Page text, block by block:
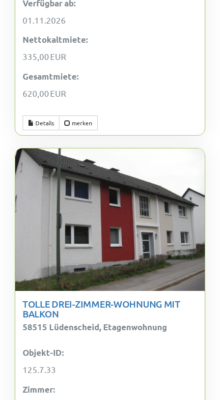
Verfügbar ab:
01.11.2026
Nettokaltmiete:
335,00 EUR
Gesamtmiete:
620,00 EUR
Details merken
TOLLE DREI-ZIMMER-WOHNUNG MIT
BALKON
58515 Lüdenscheid, Etagenwohnung
Objekt-ID:
125.7.33
Zimmer: